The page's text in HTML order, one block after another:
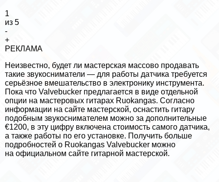
1
из 5
-
+
РЕКЛАМА
Неизвестно, будет ли мастерская массово продавать
такие звукосниматели — для работы датчика требуется
серьёзное вмешательство в электронику инструмента.
Пока что Valvebucker предлагается в виде отдельной
опции на мастеровых гитарах Ruokangas. Согласно
информации на сайте мастерской, оснастить гитару
подобным звукоснимателем можно за дополнительные
€1200, в эту цифру включена стоимость самого датчика,
а также работы по его установке. Получить больше
подробностей о Ruokangas Valvebucker можно
на официальном сайте гитарной мастерской.